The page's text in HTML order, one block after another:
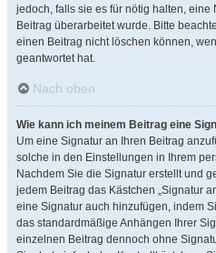
jedoch, falls sie es für nötig halten, eine
Beitrag überarbeitet wurde. Bitte
einen Beitrag nicht löschen können,
geantwortet hat.
Nach oben
Wie kann ich meinem Beitrag eine
Um eine Signatur an Ihren Beitrag
solche in den Einstellungen in Ihrem
Nachdem Sie die Signatur erstellt und
jedem Beitrag das Kästchen „Signatur
eine Signatur auch hinzufügen, indem
das standardmäßige Anhängen Ihrer
einzelnen Beitrag dennoch ohne